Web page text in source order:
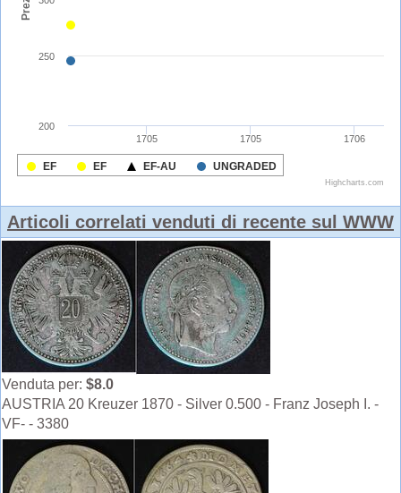
Articoli correlati venduti di recente sul WWW
Venduta per: $8.0
AUSTRIA 20 Kreuzer 1870 - Silver 0.500 - Franz Joseph I. -
VF- - 3380